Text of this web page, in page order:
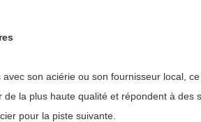
son aciérie ou son fournisseur local,
la plus haute qualité et répondent à des
pour la piste suivante.